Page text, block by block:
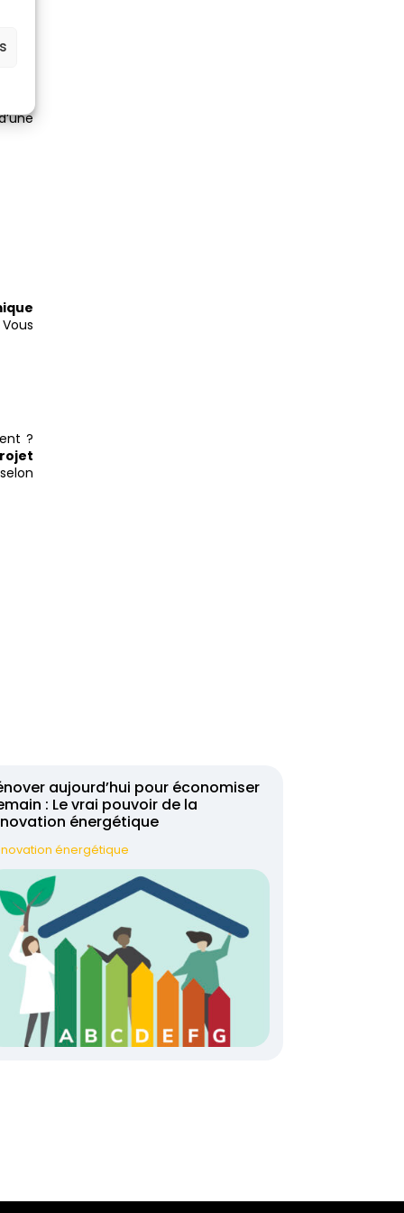
Vous
?
selon
aujourd’hui pour économiser
: Le vrai pouvoir de la
énergétique
énergétique